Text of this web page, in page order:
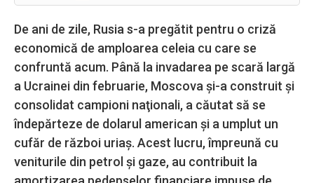
De ani de zile, Rusia s-a pregătit pentru o criză
economică de amploarea celeia cu care se
confruntă acum. Până la invadarea pe scară largă
a Ucrainei din februarie, Moscova şi-a construit şi
consolidat campioni naţionali, a căutat să se
îndepărteze de dolarul american şi a umplut un
cufăr de război uriaş. Acest lucru, împreună cu
veniturile din petrol şi gaze, au contribuit la